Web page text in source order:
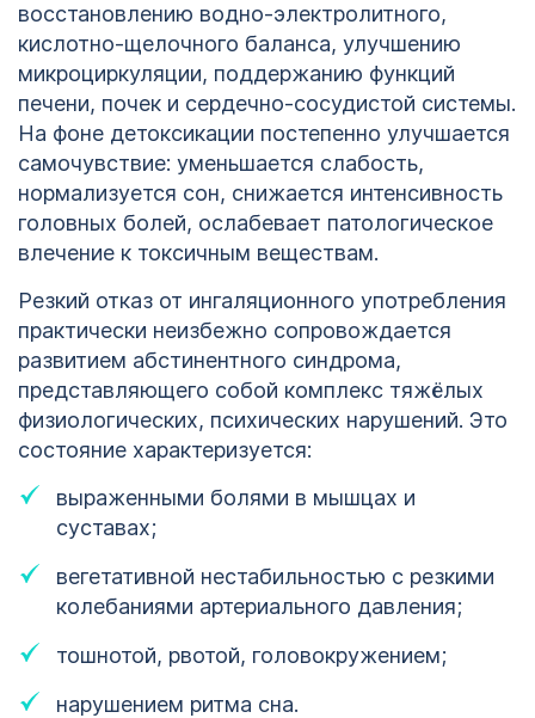
восстановлению водно-электролитного,
кислотно-щелочного баланса, улучшению
микроциркуляции, поддержанию функций
печени, почек и сердечно-сосудистой системы.
На фоне детоксикации постепенно улучшается
самочувствие: уменьшается слабость,
нормализуется сон, снижается интенсивность
головных болей, ослабевает патологическое
влечение к токсичным веществам.
Резкий отказ от ингаляционного употребления
практически неизбежно сопровождается
развитием абстинентного синдрома,
представляющего собой комплекс тяжёлых
физиологических, психических нарушений. Это
состояние характеризуется:
выраженными болями в мышцах и
суставах;
вегетативной нестабильностью с резкими
колебаниями артериального давления;
тошнотой, рвотой, головокружением;
нарушением ритма сна.